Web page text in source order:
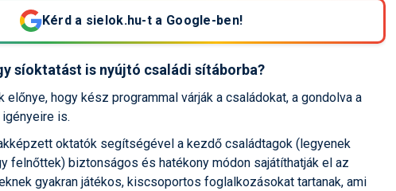
Kérd a sielok.hu-t a Google-ben!
síoktatást is nyújtó családi sítáborba?
hogy kész programmal várják a családokat, a gondolva a
is.
oktatók segítségével a kezdő családtagok (legyenek
felnőttek) biztonságos és hatékony módon sajátíthatják el az
gyakran játékos, kiscsoportos foglalkozásokat tartanak, ami